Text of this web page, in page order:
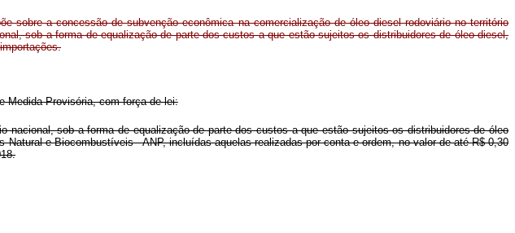
sobre a concessão de subvenção econômica na comercialização de óleo diesel rodoviário no território
sob a forma de equalização de parte dos custos a que estão sujeitos os distribuidores de óleo diesel,
Medida Provisória, com força de lei:
sob a forma de equalização de parte dos custos a que estão sujeitos os distribuidores de óleo
e Biocombustíveis - ANP, incluídas aquelas realizadas por conta e ordem, no valor de até R$ 0,30